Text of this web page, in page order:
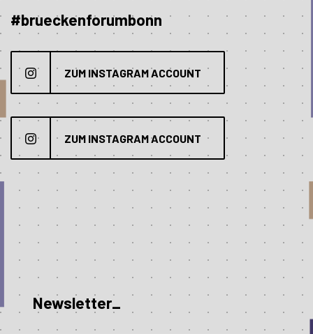
#brueckenforumbonn
ZUM INSTAGRAM ACCOUNT
ZUM INSTAGRAM ACCOUNT
Newsletter_